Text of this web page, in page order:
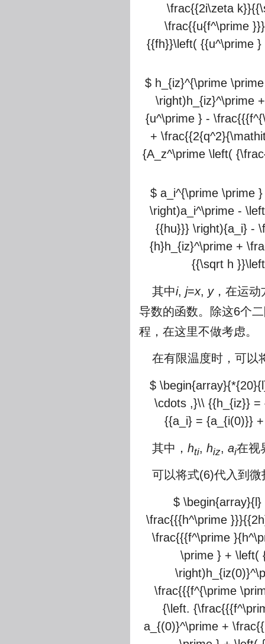
\frac{{2i\zeta
\frac{{u{f^\prime
{{fh}}\left( {{u^\prime
$ h_{iz}^{\prime
\right)h_{iz}^\prime
{u^\prime } -
+
{A_z^\prime \left(
$ a_i^{\prime \prime
\right)a_i^\prime -
{{hu}}} \right){a_i} -
{h}h_{iz}^\prime +
{{\sqrt h
其中i, j=x, y，在运动
导数的函数。除这6个
程，在这里不做考虑。
在有限温度时，可以
$
\cdots ,}\\ {{h_{iz}}
{{a_i} = {a_{i(0)}}
其中， hti, hiz, ai在视
可以将式(6)代入到
$
\frac{{{h^\prime
\frac{{{f^\prime
\prime } + \left(
\frac{{{f^{\prime
{\left.
a_{(0)}^\prime +